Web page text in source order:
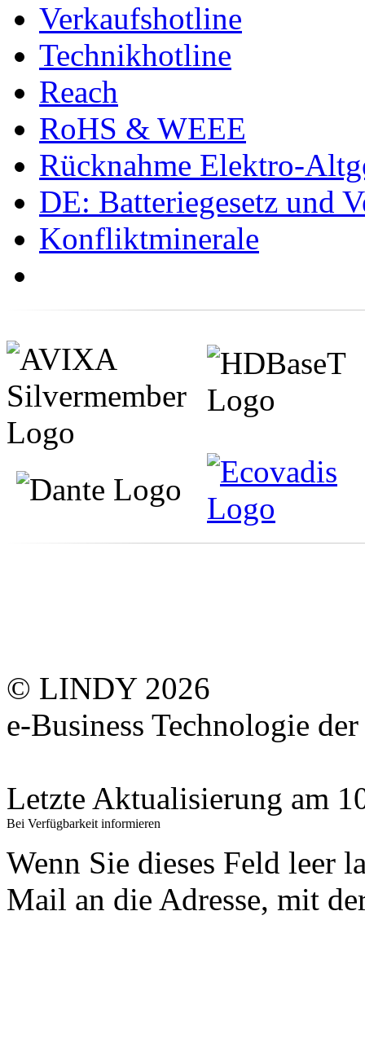
Verkaufshotline
Technikhotline
Reach
RoHS & WEEE
Rücknahme Elektro-
DE: Batteriegesetz und
Konfliktminerale
© LINDY 2026
e-Business Technologie
Letzte Aktualisierung am
Bei Verfügbarkeit informieren
Wenn Sie dieses Feld leer
Mail an die Adresse, mit